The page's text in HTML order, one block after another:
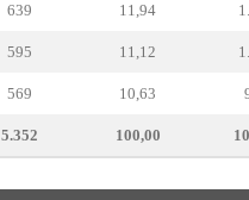
639 11,94
595 11,12
569 10,63
5.352 100,00